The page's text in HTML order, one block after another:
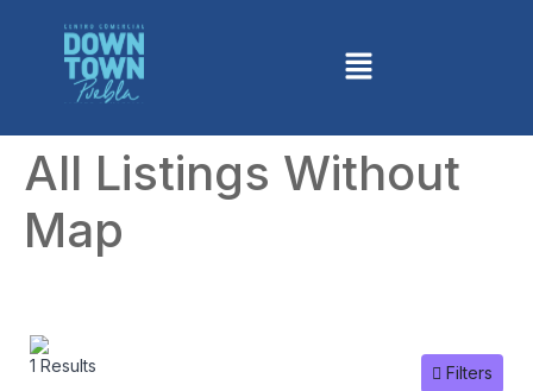
All Listings Without
Map
1 Results Filters